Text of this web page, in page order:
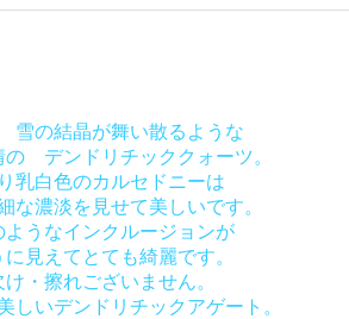
雪の結晶が舞い散るような
の デンドリチッククォーツ。
乳白色のカルセドニーは
な濃淡を見せて美しいです。
ようなインクルージョンが
に見えてとても綺麗です。
・擦れございません。
しいデンドリチックアゲート。